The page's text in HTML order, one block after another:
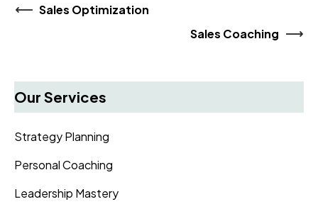
Sales Optimization
Sales Coaching
Our Services
Strategy Planning
Personal Coaching
Leadership Mastery